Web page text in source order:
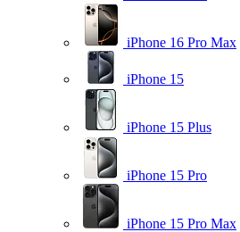
iPhone 16 Pro Max
iPhone 15
iPhone 15 Plus
iPhone 15 Pro
iPhone 15 Pro Max